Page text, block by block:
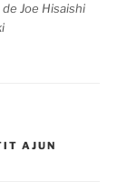
Joe Hisaishi
AJUN